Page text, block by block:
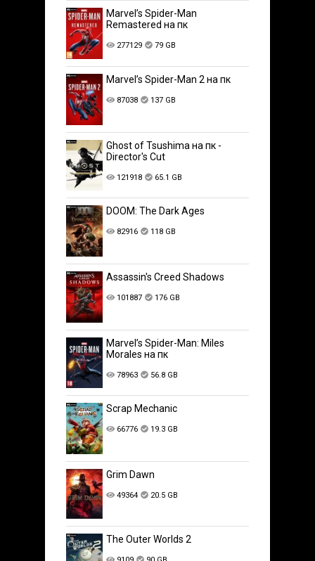
Marvel’s Spider-Man
Remastered на пк
277129 79 GB
Marvel’s Spider-Man 2 на пк
87038 137 GB
Ghost of Tsushima на пк -
Director's Cut
121918 65.1 GB
DOOM: The Dark Ages
82916 118 GB
Assassin's Creed Shadows
101887 176 GB
Marvel’s Spider-Man: Miles
Morales на пк
78963 56.8 GB
Scrap Mechanic
66776 19.3 GB
Grim Dawn
49364 20.5 GB
The Outer Worlds 2